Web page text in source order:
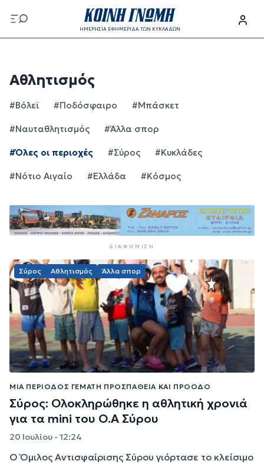
Παράκαμψη προς το κυρίως περιεχόμενο
ΗΜΕΡΗΣΙΑ ΕΦΗΜΕΡΙΔΑ ΤΩΝ ΚΥΚΛΑΔΩΝ
Αθλητισμός
#Βόλεϊ #Ποδόσφαιρο #Μπάσκετ
#Ναυταθλητισμός #Άλλα σπορ
#Όλες οι περιοχές #Σύρος #Κυκλάδες
#Νότιο Αιγαίο #Ελλάδα #Κόσμος
ΔΙΑΦΉΜΙΣΗ
Σύρος Αθλητισμός Άλλα σπορ
ΜΙΑ ΠΕΡΊΟΔΟΣ ΓΕΜΆΤΗ ΠΡΟΣΠΆΘΕΙΑ ΚΑΙ ΠΡΌΟΔΟ
Σύρος: Ολοκληρώθηκε η αθλητική χρονιά
για τα mini του Ο.Α Σύρου
20 Ιουλίου - 12:24
Ο Όμιλος Αντισφαίρισης Σύρου γιόρτασε το κλείσιμο